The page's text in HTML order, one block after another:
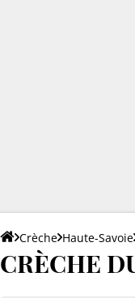
Crèche Haute-Savoie
CRÈCHE